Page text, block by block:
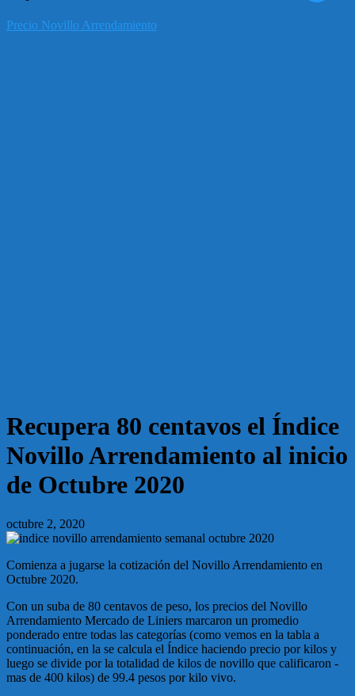
Precio Novillo Arrendamiento
Recupera 80 centavos el Índice
Novillo Arrendamiento al inicio
de Octubre 2020
octubre 2, 2020
Comienza a jugarse la cotización del Novillo Arrendamiento en
Octubre 2020.
Con un suba de 80 centavos de peso, los precios del Novillo
Arrendamiento Mercado de Liniers marcaron un promedio
ponderado entre todas las categorías (como vemos en la tabla a
continuación, en la se calcula el Índice haciendo precio por kilos y
luego se divide por la totalidad de kilos de novillo que calificaron -
mas de 400 kilos) de 99.4 pesos por kilo vivo.